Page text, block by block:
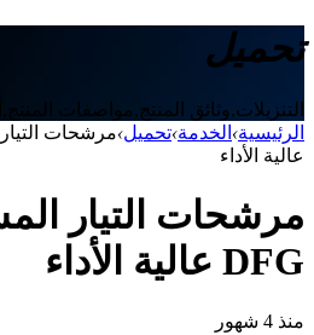
تحميل
التنزيلات,وثائق المنتج,مواصفات
الرئيسية› الخدمة›تحميل›
عالية الأداء
مرشحات التيار
DFG عالية الأداء
منذ 4 شهور